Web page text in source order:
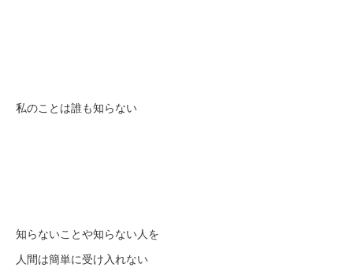
私のことは誰も知らない
知らないことや知らない人を
人間は簡単に受け入れない